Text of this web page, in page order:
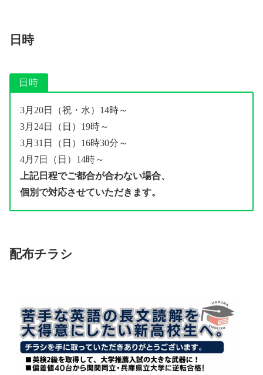
日時
日時
3月20日（祝・水）14時～
3月24日（日）19時～
3月31日（日）16時30分～
4月7日（日）14時～
上記日程でご都合が合わない場合、
個別で対応させていただきます。
配布チラシ